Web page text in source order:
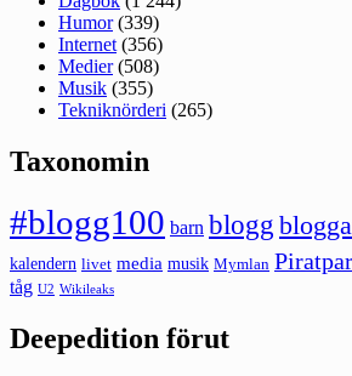
Humor(339)
Internet (356)
Medier(508)
Musik (355)
Tekniknörderi (265)
Taxonomin
#blogg100 barn blogg
kalendern livet media musik Mymlan
tåg U2 Wikileaks
Deepedition förut